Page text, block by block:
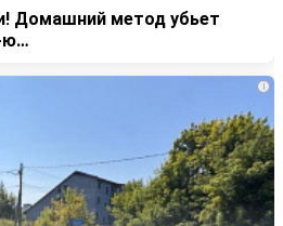
Домашний метод убьет
ю…
i